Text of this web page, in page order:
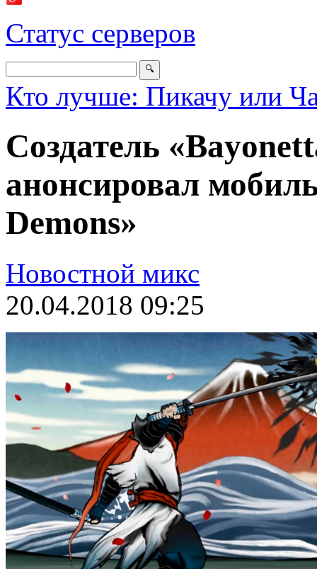
Статус серверов
Кто лучше: Пикачу или
Создатель
анонсировал
Demons»
Новостной микс
20.04.2018 09:25